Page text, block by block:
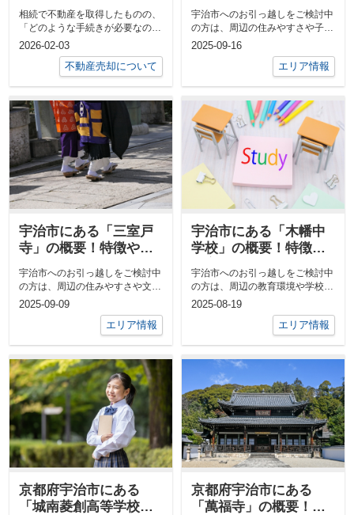
と注意点も解説
相続で不動産を取得したものの、
「どのような手続きが必要なの
か」「手続きは難しいのか」と、
戸惑ってし...
2026-02-03
不動産売却について
介
宇治市へのお引っ越しをご検討中
の方は、周辺の住みやすさや子育
て環境が気になるかと思います。
2025-09-16
エリア情報
宇治市にある「三室戸
寺」の概要！特徴や文
化財もご紹介
宇治市へのお引っ越しをご検討中
の方は、周辺の住みやすさや文化
施設について気になっているかと
2025-09-09
エリア情報
宇治市にある「木幡中
学校」の概要！特徴や
教育活動もご紹介
宇治市へのお引っ越しをご検討中
の方は、周辺の教育環境や学校施
設について気になるのではないで
2025-08-19
エリア情報
京都府宇治市にある
「城南菱創高等学校」
京都府宇治市にある
「萬福寺」の概要！歴